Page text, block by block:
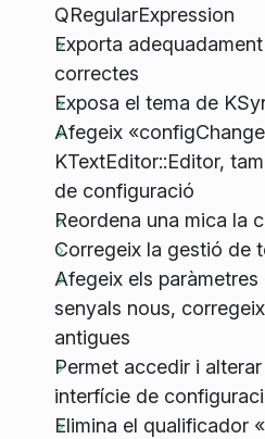
QRegularExpression
Exporta
correctes
Exposa el tema de
Afegeix
KTextEditor::Editor,
de configuració
Reordena una mica la
Corregeix la gestió de
Afegeix els
senyals nous,
antigues
Permet accedir i
interfície de
Elimina el qualificador